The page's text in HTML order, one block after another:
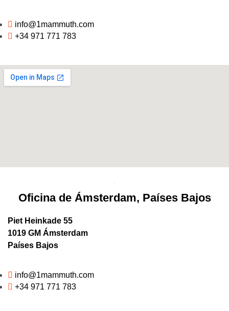
info@1mammuth.com
+34 971 771 783
Oficina de Ámsterdam, Países Bajos
Piet Heinkade 55
1019 GM Ámsterdam
Países Bajos
info@1mammuth.com
+34 971 771 783